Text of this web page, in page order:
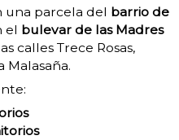
una parcela del barrio de
el bulevar de las Madres
calles Trece Rosas,
Malasaña.